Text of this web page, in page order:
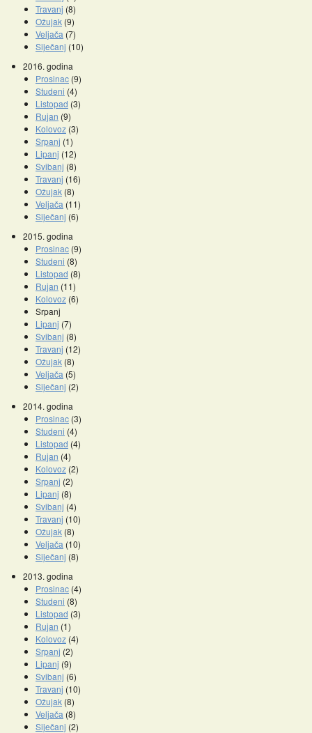
Travanj (8)
Ožujak (9)
Veljača (7)
Siječanj (10)
2016. godina
Prosinac (9)
Studeni (4)
Listopad (3)
Rujan (9)
Kolovoz (3)
Srpanj (1)
Lipanj (12)
Svibanj (8)
Travanj (16)
Ožujak (8)
Veljača (11)
Siječanj (6)
2015. godina
Prosinac (9)
Studeni (8)
Listopad (8)
Rujan (11)
Kolovoz (6)
Srpanj
Lipanj (7)
Svibanj (8)
Travanj (12)
Ožujak (8)
Veljača (5)
Siječanj (2)
2014. godina
Prosinac (3)
Studeni (4)
Listopad (4)
Rujan (4)
Kolovoz (2)
Srpanj (2)
Lipanj (8)
Svibanj (4)
Travanj (10)
Ožujak (8)
Veljača (10)
Siječanj (8)
2013. godina
Prosinac (4)
Studeni (8)
Listopad (3)
Rujan (1)
Kolovoz (4)
Srpanj (2)
Lipanj (9)
Svibanj (6)
Travanj (10)
Ožujak (8)
Veljača (8)
Siječanj (2)